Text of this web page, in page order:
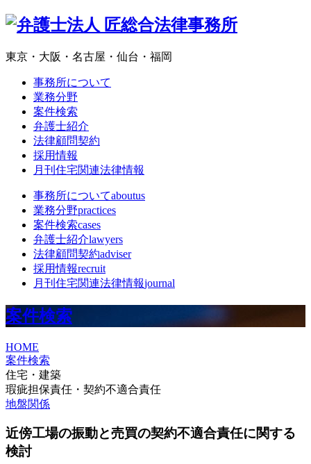
東京・大阪・名古屋・仙台・福岡
事務所について
業務分野
案件検索
弁護士紹介
法律顧問契約
採用情報
月刊住宅関連法律情報
事務所についてaboutus
業務分野practices
案件検索cases
弁護士紹介lawyers
法律顧問契約adviser
採用情報recruit
月刊住宅関連法律情報journal
案件検索
HOME
案件検索
住宅・建築
瑕疵担保責任・契約不適合責任
地盤関係
近傍工場の振動と売買の契約不適合責任に関する
検討